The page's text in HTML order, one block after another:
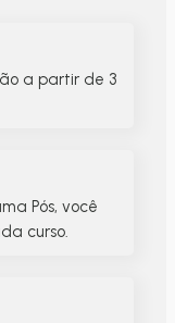
a partir de 3
Pós, você
curso.